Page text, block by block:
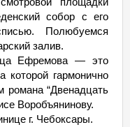
собор с его
Полюбуемся
залив.
Ефремова — это
которой гармонично
романа “Двенадцать
Воробъянинову.
г. Чебоксары.